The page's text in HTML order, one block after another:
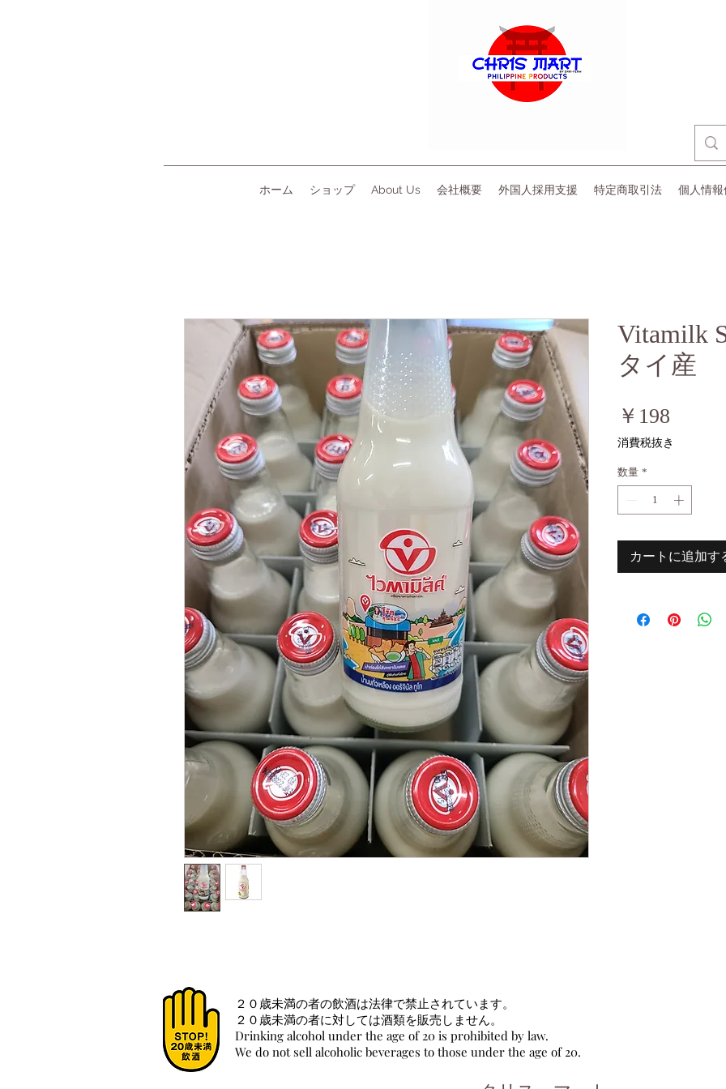
ホーム ショップ About Us 会社概要 外国人採用支援 特定商取引法 個人情
Vitamilk
タイ産
￥198
格
消費税抜き
数量 *
カートに追加す
２０歳未満の者の飲酒は法律で禁止されています。
２０歳未満の者に対しては酒類を販売しません。
Drinking alcohol under the age of 20 is prohibited by law.
We do not sell alcoholic beverages to those under the age of 20.